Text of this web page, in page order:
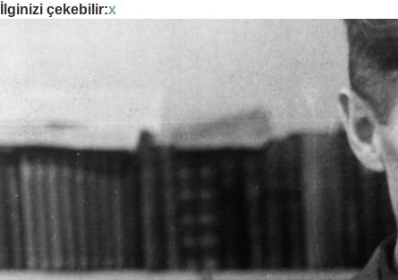
İlginizi çekebilir:x